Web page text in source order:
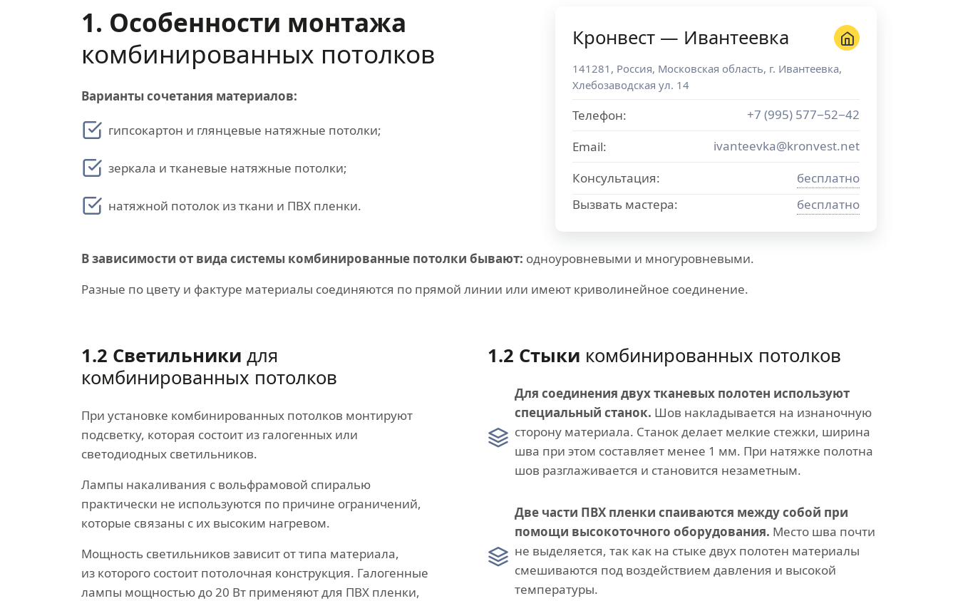
1. Особенности монтажа
комбинированных потолков
Варианты сочетания материалов:
гипсокартон и глянцевые натяжные потолки;
зеркала и тканевые натяжные потолки;
натяжной потолок из ткани и ПВХ пленки.
Кронвест — Ивантеевка
141281 , Россия, Московская область, г. Ивантеевка,
Хлебозаводская ул. 14
Телефон:
+7 (995) 577−52−42
Email:
ivanteevka@kronvest.net
Консультация:
бесплатно
Вызвать мастера:
бесплатно
В зависимости от вида системы комбинированные потолки бывают: одноуровневыми и многуровневыми.
Разные по цвету и фактуре материалы соединяются по прямой линии или имеют криволинейное соединение.
1.2 Светильники для
комбинированных потолков
При установке комбинированных потолков монтируют
подсветку, которая состоит из галогенных или
светодиодных светильников.
Лампы накаливания с вольфрамовой спиралью
практически не используются по причине ограничений,
которые связаны с их высоким нагревом.
Мощность светильников зависит от типа материала,
из которого состоит потолочная конструкция. Галогенные
лампы мощностью до 20 Вт применяют для ПВХ пленки,
1.2 Стыки комбинированных потолков
Для соединения двух тканевых полотен используют
специальный станок. Шов накладывается на изнаночную
сторону материала. Станок делает мелкие стежки, ширина
шва при этом составляет менее 1 мм. При натяжке полотна
шов разглаживается и становится незаметным.
Две части ПВХ пленки спаиваются между собой при
помощи высокоточного оборудования. Место шва почти
не выделяется, так как на стыке двух полотен материалы
смешиваются под воздействием давления и высокой
температуры.